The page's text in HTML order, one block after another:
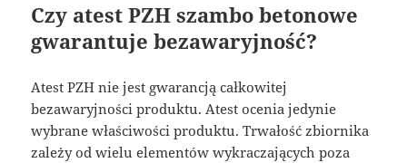
Czy atest PZH szambo betonowe
gwarantuje bezawaryjność?
Atest PZH nie jest gwarancją całkowitej
bezawaryjności produktu. Atest ocenia jedynie
wybrane właściwości produktu. Trwałość zbiornika
zależy od wielu elementów wykraczających poza